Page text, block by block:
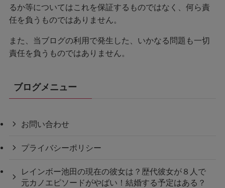
るか等についてはこれを保証するものではなく、何ら責
任を負うものではありません。
また、当ブログの利用で発生した、いかなる問題も一切
責任を負うものではありません。
ブログメニュー
お問い合わせ
プライバシーポリシー
レインボー池田の現在の彼女は？歴代彼女が８人で
元カノエピソードがやばい！結婚する予定はある？